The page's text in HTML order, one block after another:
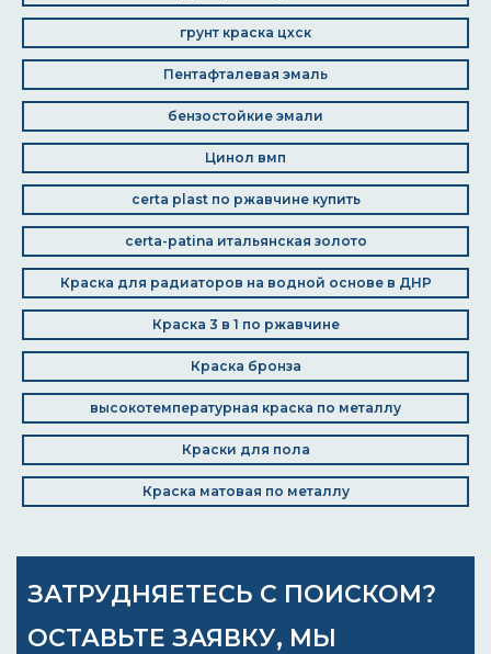
грунт краска цхск
Пентафталевая эмаль
бензостойкие эмали
Цинол вмп
certa plast по ржавчине купить
certa-patina итальянская золото
Краска для радиаторов на водной основе в ДНР
Краска 3 в 1 по ржавчине
Краска бронза
высокотемпературная краска по металлу
Краски для пола
Краска матовая по металлу
ЗАТРУДНЯЕТЕСЬ С ПОИСКОМ?
ОСТАВЬТЕ ЗАЯВКУ, МЫ